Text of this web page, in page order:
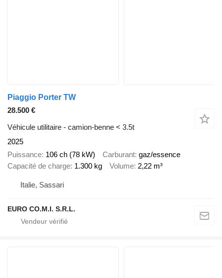
Piaggio Porter TW
28.500 €
Véhicule utilitaire - camion-benne < 3.5t
2025
Puissance 106 ch (78 kW) Carburant gaz/essence
Capacité de charge 1.300 kg Volume 2,22 m³
Italie, Sassari
EURO CO.M.I. S.R.L.